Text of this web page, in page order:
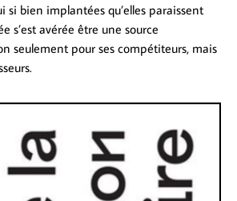
si bien implantées qu’elles paraissent
s’est avérée être une source
seulement pour ses compétiteurs, mais